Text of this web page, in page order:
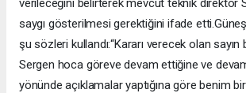
verileceğini belirterek mevcut teknik direktör
saygı gösterilmesi gerektiğini ifade
şu sözleri kullandı:“Kararı verecek olan sayın
Sergen hoca göreve devam ettiğine ve
yönünde açıklamalar yaptığına göre benim